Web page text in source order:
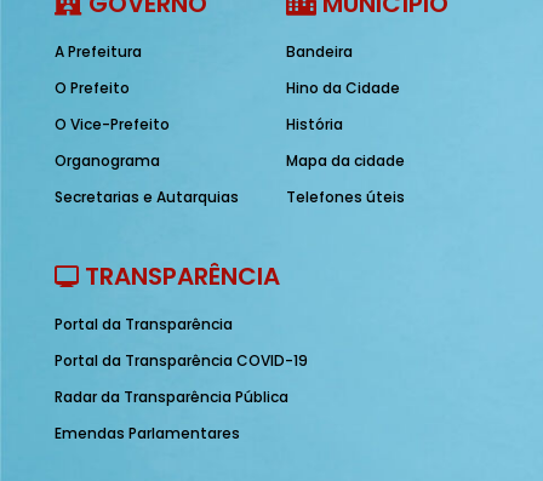
A Prefeitura
O Prefeito
O Vice-Prefeito
Organograma
Secretarias e Autarquias
Bandeira
Hino da Cidade
História
Mapa da cidade
Telefones úteis
TRANSPARÊNCIA
Portal da Transparência
Portal da Transparência COVID-19
Radar da Transparência Pública
Emendas Parlamentares